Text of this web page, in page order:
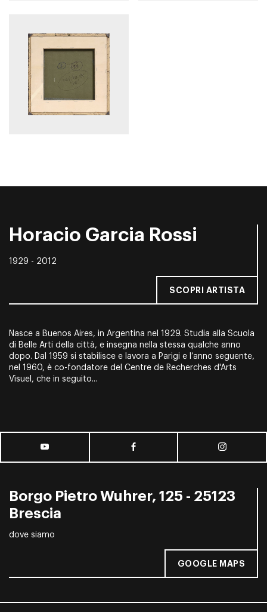
Horacio Garcia Rossi
1929 - 2012
SCOPRI ARTISTA
Nasce a Buenos Aires, in Argentina nel 1929. Studia alla Scuola
di Belle Arti della città, e insegna nella stessa qualche anno
dopo. Dal 1959 si stabilisce e lavora a Parigi e l’anno seguente,
nel 1960, è co-fondatore del Centre de Recherches d'Arts
Vìsuel, che in seguito...
Borgo Pietro Wuhrer, 125 - 25123
Brescia
dove siamo
GOOGLE MAPS